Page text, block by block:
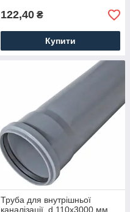
122,40 ₴
Купити
Труба для внутрішньої
каналізації, d 110x3000 мм,